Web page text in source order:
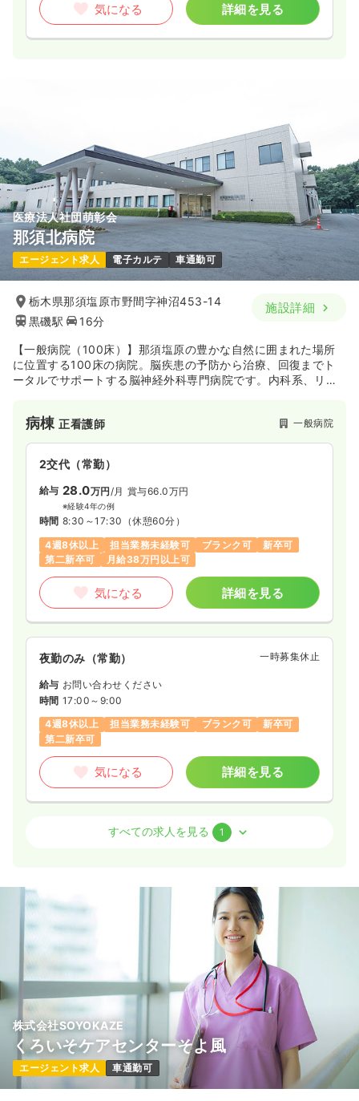
気になる 詳細を見る
医療法人社団萌彰会
那須北病院
エージェント求人 電子カルテ 車通勤可
栃木県那須塩原市野間字神沼453-14
黒磯駅
16分
施設詳細
【一般病院（100床）】那須塩原の豊かな自然に囲まれた場所
に位置する100床の病院。脳疾患の予防から治療、回復までト
ータルでサポートする脳神経外科専門病院です。内科系、リハ
病棟正看護師 一般病院
2交代（常勤）
給与 28.0万円/月 賞与66.0万円
※経験4年の例
時間 8:30～17:30 （休憩60分）
4週8休以上
担当業務未経験可 ブランク可
新卒可
第二新卒可
月給38万円以上可
気になる 詳細を見る
夜勤のみ（常勤） 一時募集休止
給与 お問い合わせください
時間 17:00～9:00
4週8休以上
担当業務未経験可 ブランク可
新卒可
第二新卒可
気になる 詳細を見る
正看護師
※一例
時間 8:30～17:30
4週8休以上
月給30万円以上可
気になる 詳細を見る
すべての求人を見る 1
株式会社SOYOKAZE
くろいそケアセンターそよ風
エージェント求人 車通勤可